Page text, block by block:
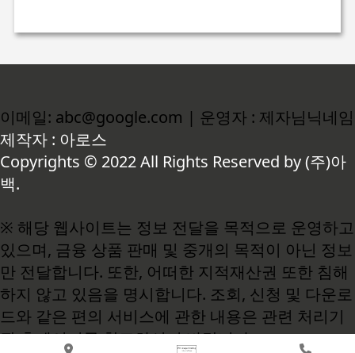
이메일: abc@google.com | 운영자 : 제자님닉네임
제작자 : 아로스
Copyrights © 2022 All Rights Reserved by (주)아
백.
※ 해당 웹사이트는 정보 전달을 목적으로 운영하고
있으며, 금융 상품 판매 및 중개의 목적이 아닌 정보
만 전달합니다. 또한, 어떠한 지적재산권 또한 침해
하지 않고 있음을 명시합니다. 조회, 신청 및 다운로
드와 같은 편의 서비스에 관한 내용은 관련 처리기
관 홈페이지를 참고하시기 바랍니다.